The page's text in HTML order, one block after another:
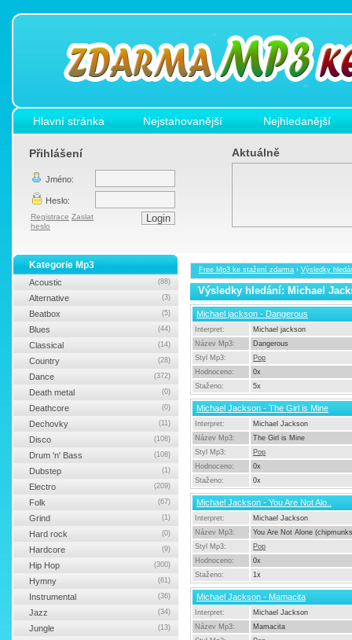
Hlavní stránka Nejstahovanější Nejhledanější
Přihlášení
Jméno:
Heslo:
Registrace Zaslat
heslo
Aktuálně
Free Mp3 ke stažení zdarma › Výsledky
Výsledky hledání: Michael
Michael jackson - Dangerous
Interpret:
Michael jackson
Název Mp3:
Dangerous
Styl Mp3:
Pop
Hodnoceno:
0x
Staženo:
5x
Michael Jackson - The Girl is Mine
Interpret:
Michael Jackson
Název Mp3:
The Girl is Mine
Styl Mp3:
Pop
Hodnoceno:
0x
Staženo:
0x
Michael Jackson - You Are Not Alo..
Interpret:
Michael Jackson
Název Mp3:
You Are Not Alone
Styl Mp3:
Pop
Hodnoceno:
0x
Staženo:
1x
Michael Jackson - Mamacita
Interpret:
Michael Jackson
Název Mp3:
Mamacita
Kategorie Mp3
Acoustic (88)
Alternative (3)
Beatbox (5)
Blues (44)
Classical (14)
Country (28)
Dance (372)
Death metal (0)
Deathcore (0)
Dechovky (11)
Disco (108)
Drum 'n' Bass (108)
Dubstep (1)
Electro (209)
Folk (67)
Grind (1)
Hard rock (0)
Hardcore (9)
Hip Hop (300)
Hymny (61)
Instrumental (36)
Jazz (34)
Jungle (13)